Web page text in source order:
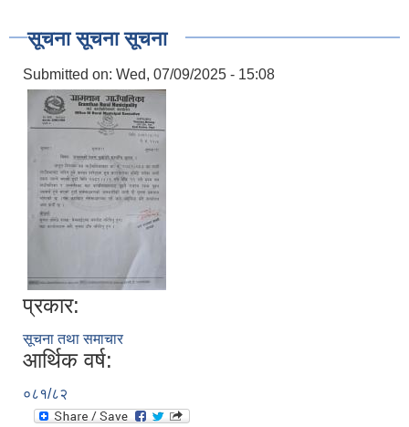
सूचना सूचना सूचना
Submitted on: Wed, 07/09/2025 - 15:08
प्रकार:
सूचना तथा समाचार
आर्थिक वर्ष:
०८१/८२